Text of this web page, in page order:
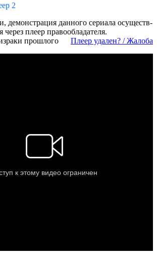
2
де­мон­ст­ра­ция дан­но­го се­риа­ла осу­ще­ст­в­
че­рез пле­ер пра­во­об­ла­да­те­ля.
прошлого
Пле­ер уда­лен? / Жа­ло­ба